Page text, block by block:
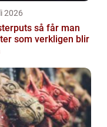
2026
så får man
som verkligen blir